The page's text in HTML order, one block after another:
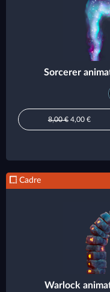
Sorcerer
8,00 €4,00 €
Cadre
Warlock